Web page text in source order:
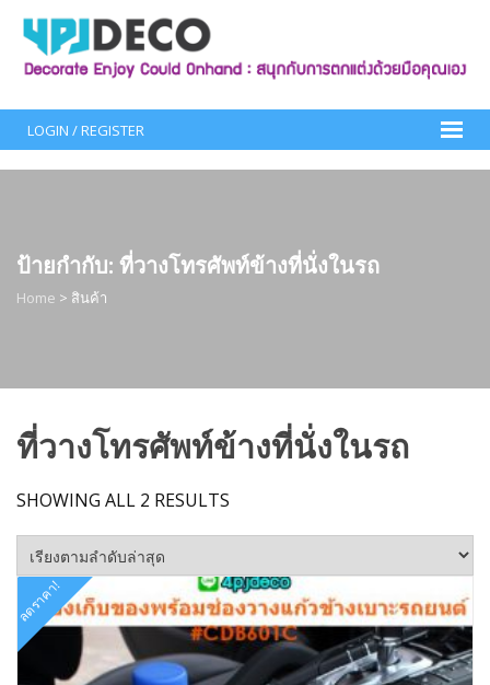
content
LOGIN / REGISTER
ป้ายกำกับ: ที่วางโทรศัพท์ข้างที่นั่งในรถ
Home > สินค้า
ที่วางโทรศัพท์ข้างที่นั่งในรถ
SHOWING ALL 2 RESULTS
ลดราคา!